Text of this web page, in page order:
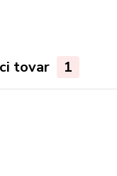
tovar 1